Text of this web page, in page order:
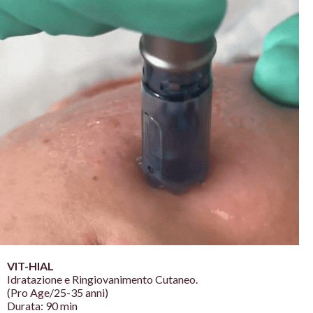
VIT-HIAL
Idratazione e Ringiovanimento Cutaneo.
(Pro Age/25-35 anni)
Durata: 90 min